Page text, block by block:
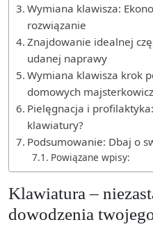
Wymiana klawisza:
rozwiązanie
Znajdowanie idealnej
udanej naprawy
Wymiana klawisza krok
domowych
Pielęgnacja i profilaktyka:
klawiatury?
Podsumowanie: Dbaj o
Powiązane wpisy:
Klawiatura –
dowodzenia